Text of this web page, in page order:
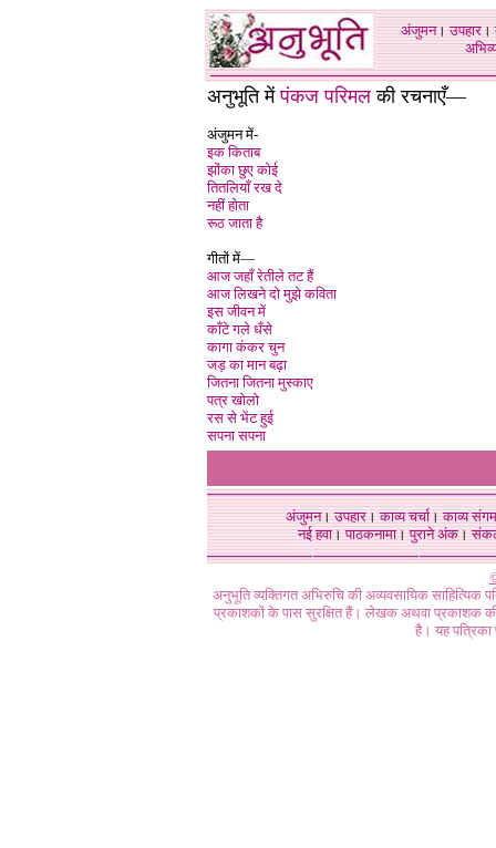
अंजुमन।उपहार।
अनुभूति मेंपंकज परिमल की रचनाएँ—
अंजुमन में-
इक किताब
झोंका छुए कोई
तितलियाँ रख दे
नहीं होता
रूठ जाता है
गीतों में—
आज जहाँ रेतीले तट हैं
आज लिखने दो मुझे कविता
इस जीवन में
काँटे गले धँसे
कागा कंकर चुन
जड़ का मान बढ़ा
जितना जितना मुस्काए
पत्र खोलो
रस से भेंट हुई
सपना सपना
अंजुमन।उपहार।काव्य चर्चा।काव्य संगम
नई हवा। पाठकनामा। पुराने अंक।
अनुभूति व्यक्तिगत अभिरुचि की अव्यवसायिक
प्रकाशकों के पास सुरक्षित हैं। लेखक अथवा प्रकाशक की
है। यह पत्रिका